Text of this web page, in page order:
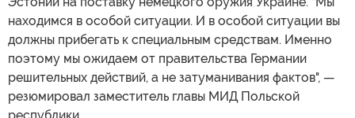
находимся в особой ситуации. И в особой ситуации вы
должны прибегать к специальным средствам. Именно
поэтому мы ожидаем от правительства Германии
решительных действий, а не затуманивания фактов", —
резюмировал заместитель главы МИД Польской